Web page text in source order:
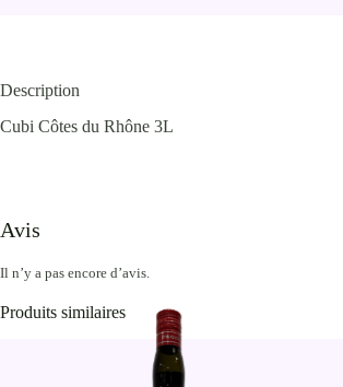
Description
Cubi Côtes du Rhône 3L
Avis
Il n’y a pas encore d’avis.
Produits similaires